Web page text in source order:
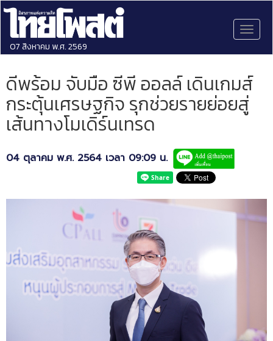
07 สิงหาคม พ.ศ. 2569
ดีพร้อม จับมือ ซีพี ออลล์ เดินเกมส์
กระตุ้นเศรษฐกิจ รุกช่วยรายย่อยสู่
เส้นทางโมเดิร์นเทรด
04 ตุลาคม พ.ศ. 2564 เวลา 09:09 น.